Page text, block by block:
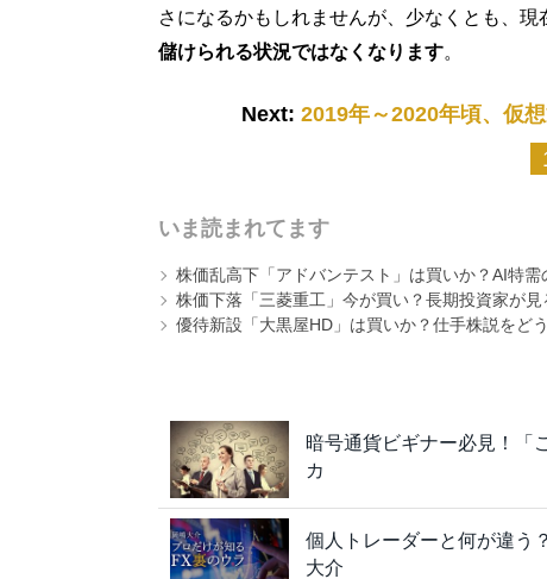
さになるかもしれませんが、少なくとも、現
儲けられる状況ではなくなります。
Next: 2019年～2020年頃、仮
いま読まれてます
株価乱高下「アドバンテスト」は買いか？AI特
株価下落「三菱重工」今が買い？長期投資家が
優待新設「大黒屋HD」は買いか？仕手株説をど
暗号通貨ビギナー必見！「
カ
個人トレーダーと何が違う
大介